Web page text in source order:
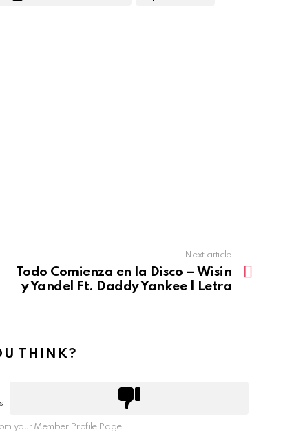
Next article
Todo Comienza en la Disco – Wisin
y Yandel Ft. Daddy Yankee | Letra
THINK?
your Member Profile Page